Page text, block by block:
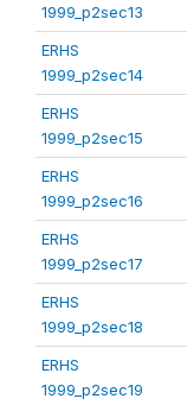
1999_p2sec13
ERHS
1999_p2sec14
ERHS
1999_p2sec15
ERHS
1999_p2sec16
ERHS
1999_p2sec17
ERHS
1999_p2sec18
ERHS
1999_p2sec19